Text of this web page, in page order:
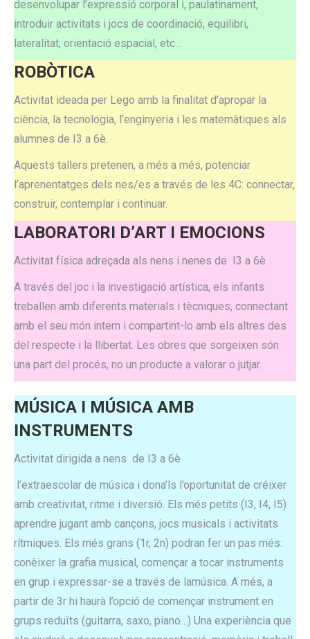
desenvolupar l’expressió corporal i, paulatinament,
introduir activitats i jocs de coordinació, equilibri,
lateralitat, orientació espacial, etc…
ROBÒTICA
Activitat ideada per Lego amb la finalitat d’apropar la
ciència, la tecnologia, l’enginyeria i les matemàtiques als
alumnes de I3 a 6è.
Aquests tallers pretenen, a més a més, potenciar
l’aprenentatges dels nes/es a través de les 4C: connectar,
construir, contemplar i continuar.
LABORATORI D’ART I EMOCIONS
Activitat física adreçada als nens i nenes de I3 a 6è
A través del joc i la investigació artística, els infants
treballen amb diferents materials i tècniques, connectant
amb el seu món intern i compartint-lo amb els altres des
del respecte i la llibertat. Les obres que sorgeixen són
una part del procés, no un producte a valorar o jutjar.
MÚSICA I MÚSICA AMB
INSTRUMENTS
Activitat dirigida a nens de I3 a 6è
l’extraescolar de música i dona’ls l’oportunitat de créixer
amb creativitat, ritme i diversió. Els més petits (I3, I4, I5)
aprendre jugant amb cançons, jocs musicals i activitats
rítmiques. Els més grans (1r, 2n) podran fer un pas més:
conèixer la grafia musical, començar a tocar instruments
en grup i expressar-se a través de lamúsica. A més, a
partir de 3r hi haurà l’opció de començar instrument en
grups reduïts (guitarra, saxo, piano…) Una experiència que